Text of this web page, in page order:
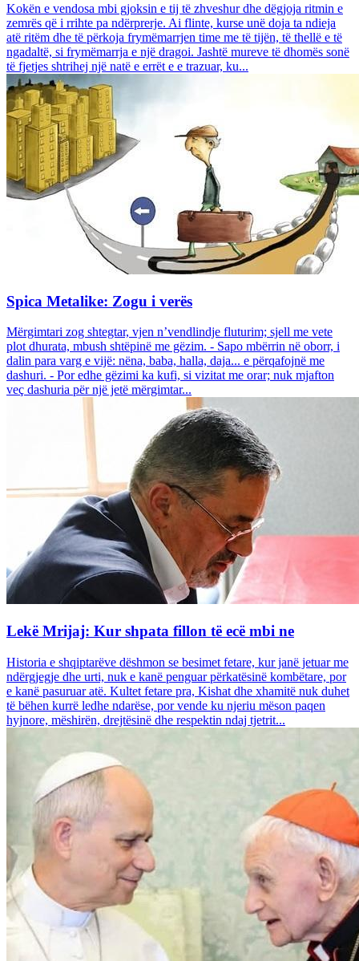
Kokën e vendosa mbi gjoksin e tij të zhveshur dhe dëgjoja ritmin e
zemrës që i rrihte pa ndërprerje. Ai flinte, kurse unë doja ta ndieja
atë ritëm dhe të përkoja frymëmarrjen time me të tijën, të thellë e të
ngadaltë, si frymëmarrja e një dragoi. Jashtë mureve të dhomës sonë
të fjetjes shtrihej një natë e errët e e trazuar, ku...
Spica Metalike: Zogu i verës
Mërgimtari zog shtegtar, vjen n’vendlindje fluturim; sjell me vete
plot dhurata, mbush shtëpinë me gëzim. - Sapo mbërrin në oborr, i
dalin para varg e vijë: nëna, baba, halla, daja... e përqafojnë me
dashuri. - Por edhe gëzimi ka kufi, si vizitat me orar; nuk mjafton
veç dashuria për një jetë mërgimtar...
Lekë Mrijaj: Kur shpata fillon të ecë mbi ne
Historia e shqiptarëve dëshmon se besimet fetare, kur janë jetuar me
ndërgjegje dhe urti, nuk e kanë penguar përkatësinë kombëtare, por
e kanë pasuruar atë. Kultet fetare pra, Kishat dhe xhamitë nuk duhet
të bëhen kurrë ledhe ndarëse, por vende ku njeriu mëson paqen
hyjnore, mëshirën, drejtësinë dhe respektin ndaj tjetrit...